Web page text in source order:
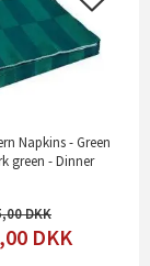
Napkins - Green
green - Dinner
DKK